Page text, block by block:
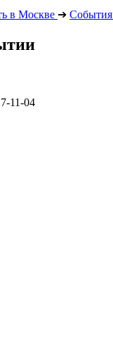
в Москве ➔ События
11-04